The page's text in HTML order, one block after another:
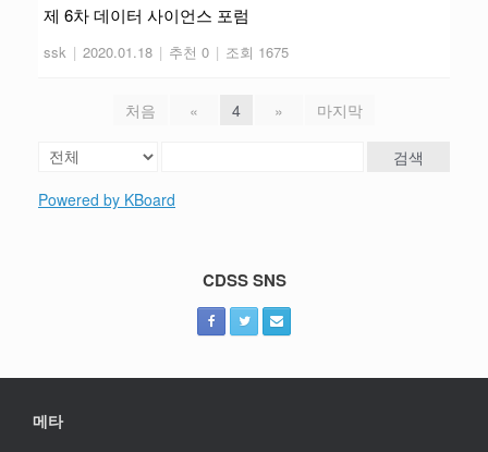
제 6차 데이터 사이언스 포럼
ssk | 2020.01.18 | 추천 0 | 조회 1675
처음 « 4 » 마지막
검색
Powered by KBoard
CDSS SNS
메타